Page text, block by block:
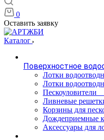
0
Оставить заявку
Каталог
Поверхностное
Лотки
Лотки
Пескоуловители
Ливневые
Корзины для
Дождеприемные
Аксессуары для